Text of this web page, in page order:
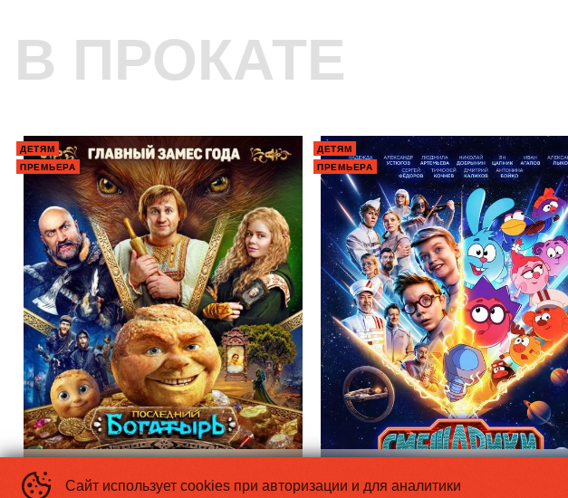
В ПРОКАТЕ
ДЕТЯМ
ПРЕМЬЕРА
Последний богатырь. Колобок
ДЕТЯМ
ПРЕМЬЕРА
Сайт использует cookies при авторизации и для аналитики